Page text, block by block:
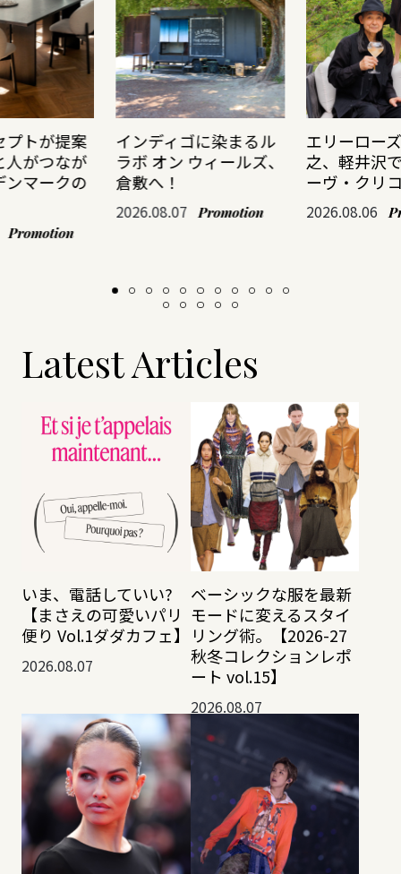
プトが提案
人がつなが
ンマークの
Promotion
インディゴに染まるル
ラボ オン ウィールズ、
倉敷へ！
2026.08.07 Promotion
エリーロー
之、軽井沢
ーヴ・クリ
2026.08.06
Latest Articles
いま、電話していい?
【まさえの可愛いパリ
便り Vol.1ダダカフェ】
2026.08.07
ベーシックな服を最新
モードに変えるスタイ
リング術。【2026-27
秋冬コレクションレポ
ート vol.15】
2026.08.07